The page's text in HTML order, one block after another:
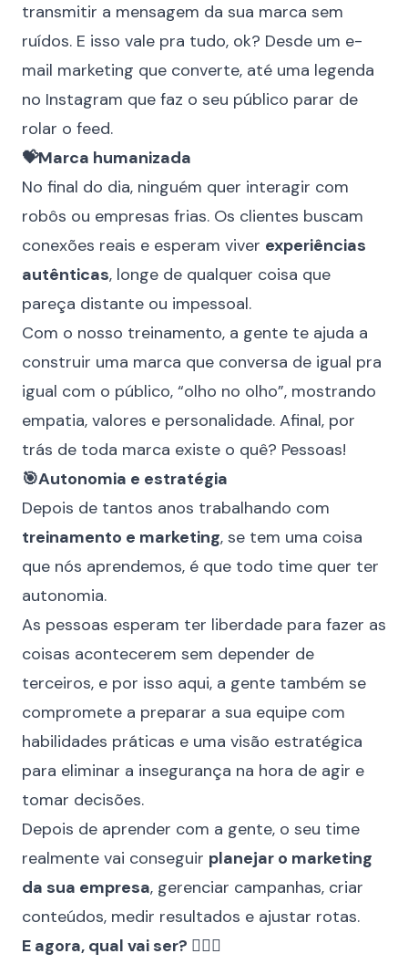
transmitir a mensagem da sua marca sem
ruídos. E isso vale pra tudo, ok? Desde um e-
mail marketing que converte, até uma legenda
no Instagram que faz o seu público parar de
rolar o feed.
💝Marca humanizada
No final do dia, ninguém quer interagir com
robôs ou empresas frias. Os clientes buscam
conexões reais e esperam viver experiências
autênticas, longe de qualquer coisa que
pareça distante ou impessoal.
Com o nosso treinamento, a gente te ajuda a
construir uma marca que conversa de igual pra
igual com o público, “olho no olho”, mostrando
empatia, valores e personalidade. Afinal, por
trás de toda marca existe o quê? Pessoas!
🎯Autonomia e estratégia
Depois de tantos anos trabalhando com
treinamento e marketing, se tem uma coisa
que nós aprendemos, é que todo time quer ter
autonomia.
As pessoas esperam ter liberdade para fazer as
coisas acontecerem sem depender de
terceiros, e por isso aqui, a gente também se
compromete a preparar a sua equipe com
habilidades práticas e uma visão estratégica
para eliminar a insegurança na hora de agir e
tomar decisões.
Depois de aprender com a gente, o seu time
realmente vai conseguir planejar o marketing
da sua empresa, gerenciar campanhas, criar
conteúdos, medir resultados e ajustar rotas.
E agora, qual vai ser? 🕵🏻‍♂️